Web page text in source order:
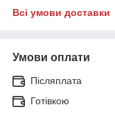
Всі умови доставки
Умови оплати
Післяплата
Готівкою